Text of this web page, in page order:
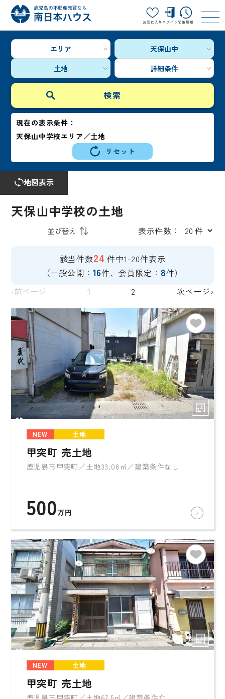
お気に入り ログイン閲覧履歴
エリア
天保山中
土地
詳細条件
現在の表示条件：
天保山中学校エリア／土地
リセット
地図表示
天保山中学校の土地
表示件数：
該当件数24 件中1-20件表示
（一般公開： 16件、会員限定： 8件）
‹前ページ
1 2 次ページ›
NEW 土地
甲突町 売土地
鹿児島市甲突町／土地33.08㎡／建築条件なし
500万円
NEW 土地
甲突町 売土地